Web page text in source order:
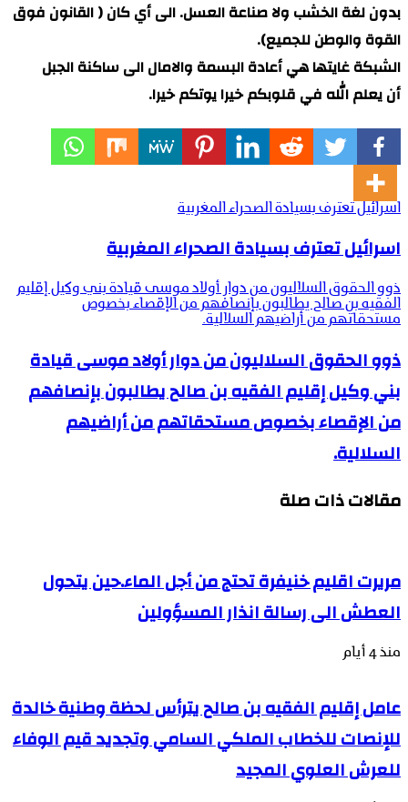
بدون لغة الخشب ولا صناعة العسل. الى أي كان ( القانون فوق
القوة والوطن للجميع).
الشبكة غايتها هي أعادة البسمة والامال الى ساكنة الجبل
أن يعلم الله في قلوبكم خيرا يوتكم خيرا.
اسرائيل تعترف بسيادة الصحراء المغربية
اسرائيل تعترف بسيادة الصحراء المغربية
ذوو الحقوق السلاليون من دوار أولاد موسى قيادة بني وكيل إقليم
الفقيه بن صالح يطالبون بإنصافهم من الإقصاء بخصوص
مستحقاتهم من أراضيهم السلالية.
ذوو الحقوق السلاليون من دوار أولاد موسى قيادة
بني وكيل إقليم الفقيه بن صالح يطالبون بإنصافهم
من الإقصاء بخصوص مستحقاتهم من أراضيهم
السلالية.
مقالات ذات صلة
مريرت اقليم خنيفرة تحتج من أجل الماء.حين يتحول
العطش الى رسالة انذار المسؤولين
منذ 4 أيام
عامل إقليم الفقيه بن صالح يترأس لحظة وطنية خالدة
للإنصات للخطاب الملكي السامي وتجديد قيم الوفاء
للعرش العلوي المجيد